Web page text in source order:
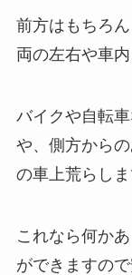
前方はもちろ
両の左右や車内
バイクや自転
や、側方から
の車上荒らしま
これなら何か
ができますので